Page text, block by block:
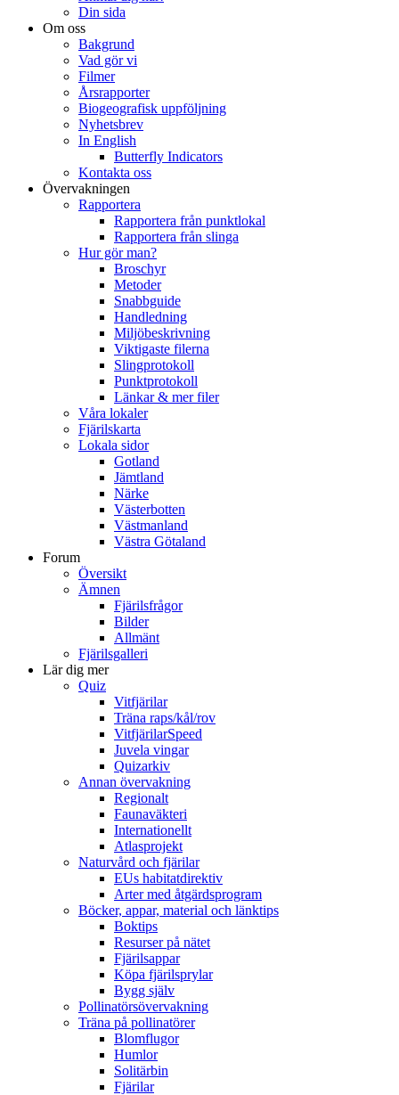
Din sida
Om oss
Bakgrund
Vad gör vi
Filmer
Årsrapporter
Biogeografisk uppföljning
Nyhetsbrev
In English
Butterfly Indicators
Kontakta oss
Övervakningen
Rapportera
Rapportera från punktlokal
Rapportera från slinga
Hur gör man?
Broschyr
Metoder
Snabbguide
Handledning
Miljöbeskrivning
Viktigaste filerna
Slingprotokoll
Punktprotokoll
Länkar & mer filer
Våra lokaler
Fjärilskarta
Lokala sidor
Gotland
Jämtland
Närke
Västerbotten
Västmanland
Västra Götaland
Forum
Översikt
Ämnen
Fjärilsfrågor
Bilder
Allmänt
Fjärilsgalleri
Lär dig mer
Quiz
Vitfjärilar
Träna raps/kål/rov
VitfjärilarSpeed
Juvela vingar
Quizarkiv
Annan övervakning
Regionalt
Faunaväkteri
Internationellt
Atlasprojekt
Naturvård och fjärilar
EUs habitatdirektiv
Arter med åtgärdsprogram
Böcker, appar, material och länktips
Boktips
Resurser på nätet
Fjärilsappar
Köpa fjärilsprylar
Bygg själv
Pollinatörsövervakning
Träna på pollinatörer
Blomflugor
Humlor
Solitärbin
Fjärilar